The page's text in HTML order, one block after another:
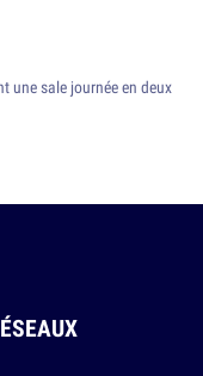
une sale journée en deux